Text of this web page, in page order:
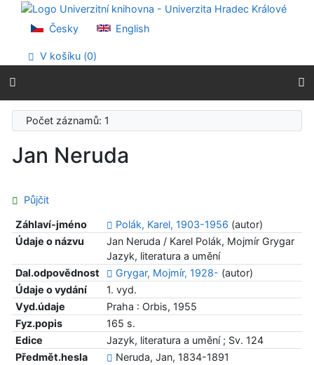
Přejít na obsah
Přejít na menu
Prohlášení o webové přístupnosti
Česky English
V košíku (0)
Počet záznamů: 1
Jan Neruda
Půjčit
Záhlaví-jméno Polák, Karel, 1903-1956 (autor)
Údaje o názvu
Jan Neruda / Karel Polák, Mojmír Grygar
Jazyk, literatura a umění
Dal.odpovědnost
Grygar, Mojmír, 1928- (autor)
Údaje o vydání
1. vyd.
Vyd.údaje
Praha : Orbis, 1955
Fyz.popis
165 s.
Edice
Jazyk, literatura a umění ; Sv. 124
Předmět.hesla
Neruda, Jan, 1834-1891